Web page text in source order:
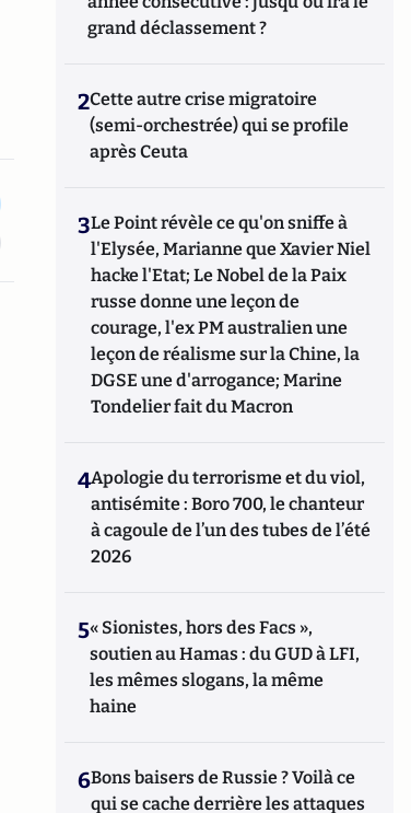
grand déclassement ?
2Cette autre crise migratoire
(semi-orchestrée) qui se profile
après Ceuta
3Le Point révèle ce qu'on sniffe à
l'Elysée, Marianne que Xavier Niel
hacke l'Etat; Le Nobel de la Paix
russe donne une leçon de
courage, l'ex PM australien une
leçon de réalisme sur la Chine, la
DGSE une d'arrogance; Marine
Tondelier fait du Macron
4Apologie du terrorisme et du viol,
antisémite : Boro 700, le chanteur
à cagoule de l’un des tubes de l’été
2026
5« Sionistes, hors des Facs »,
soutien au Hamas : du GUD à LFI,
les mêmes slogans, la même
haine
6Bons baisers de Russie ? Voilà ce
qui se cache derrière les attaques